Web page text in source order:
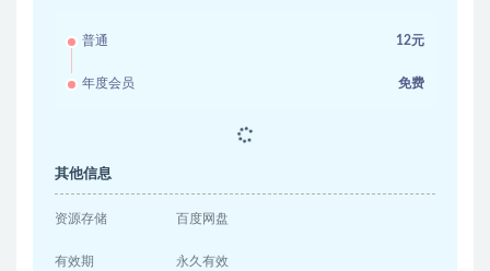
普通 12元
年度会员 免费
其他信息
资源存储 百度网盘
有效期 永久有效